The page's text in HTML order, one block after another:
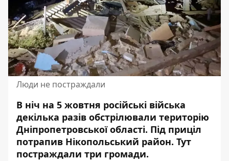
Люди не постраждали
В ніч на 5 жовтня російські війська
декілька разів обстрілювали територію
Дніпропетровської області. Під приціл
потрапив Нікопольський район. Тут
постраждали три громади.